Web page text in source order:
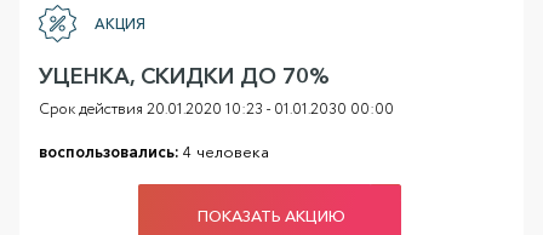
АКЦИЯ
УЦЕНКА, СКИДКИ ДО 70%
Срок действия 20.01.2020 10:23 - 01.01.2030 00:00
воспользовались: 4 человека
ПОКАЗАТЬ АКЦИЮ